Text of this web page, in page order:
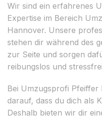
Wir sind ein erfahrenes
Expertise im Bereich
Hannover. Unsere
stehen dir während des
zur Seite und sorgen
reibungslos und
Bei Umzugsprofi
darauf, dass du dich als
Deshalb bieten wir dir